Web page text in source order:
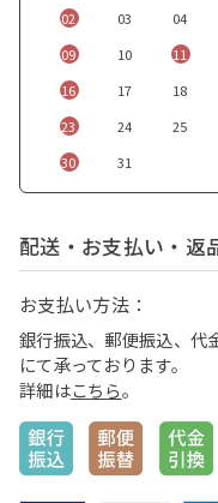
02
03 04
09
10 11
16
17 18
23
24 25
30
31
配送・お支払い・返
お支払い方法：
銀行振込、郵便振込、
にて承っております。
詳細はこちら。